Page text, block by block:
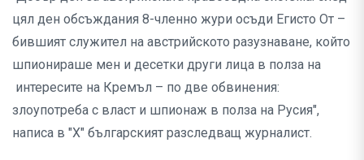
цял ден обсъждания 8-членно жури осъди Егисто От –
бившият служител на австрийското разузнаване, който
шпионираше мен и десетки други лица в полза на
интересите на Кремъл – по две обвинения:
злоупотреба с власт и шпионаж в полза на Русия",
написа в "Х" българският разследващ журналист.